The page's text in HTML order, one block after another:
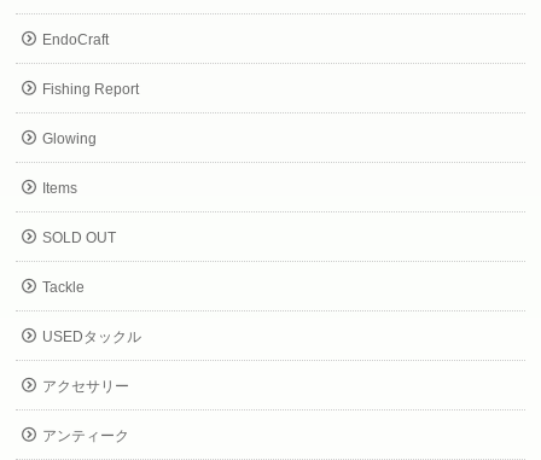
EndoCraft
Fishing Report
Glowing
Items
SOLD OUT
Tackle
USEDタックル
アクセサリー
アンティーク